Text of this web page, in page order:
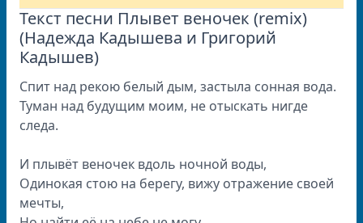
Текст песни Плывет веночек (remix)
(Надежда Кадышева и Григорий
Кадышев)
Спит над рекою белый дым, застыла сонная вода.
Туман над будущим моим, не отыскать нигде
следа.
И плывёт веночек вдоль ночной воды,
Одинокая стою на берегу, вижу отражение своей
мечты,